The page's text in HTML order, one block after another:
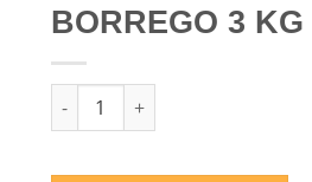
BORREGO 3 KG
Quantidade de LIBRA DOG